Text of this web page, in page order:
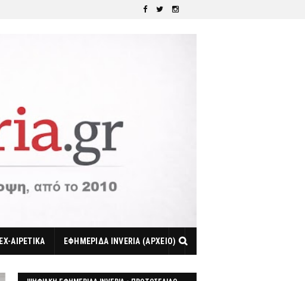
EX-ΑΙΡΕΤΙΚΑ ΕΦΗΜΕΡΙΔΑ INVERIA (ΑΡΧΕΙΟ)